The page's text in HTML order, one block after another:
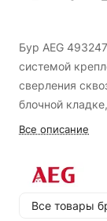
Бур AEG
системой
сверления
блочной
отверстия
обеспечивает
бура
Все описание
Все товары